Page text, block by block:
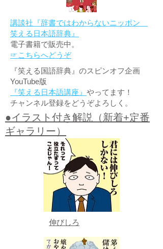
講談社『辞書ではわからないニッポン
笑える日本語辞典』
電子書籍で販売中。
☞こちらへどうぞ
『笑える国語辞典』のスピンオフ企画
YouTube版
『笑える日本語講座』 やってます！
チャンネル登録をどうぞよろしく。
●イラスト付き解説（新着+定番
ギャラリー）
伸びしろ